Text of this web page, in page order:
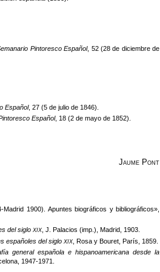
Pintoresco Español, 52 (28 de diciembre de
Español, 27 (5 de julio de 1846).
Español, 18 (2 de mayo de 1852).
Jaume Pont
1900). Apuntes biográficos y bibliográficos»,
del sigloxix , J. Palacios (imp.), Madrid, 1903.
españoles del sigloxix , Rosa y Bouret, París, 1859.
general española e hispanoamericana desde la
1947-1971.